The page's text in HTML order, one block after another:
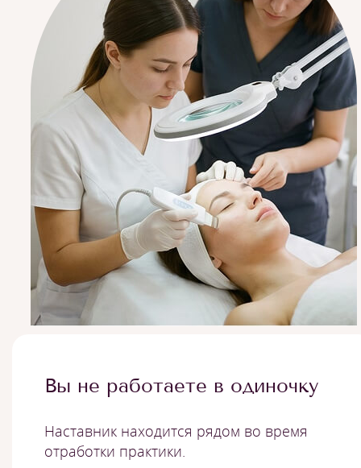
Вы не работаете в одиночку
Наставник находится рядом во время
отработки практики.